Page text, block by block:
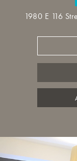
1980 E 116